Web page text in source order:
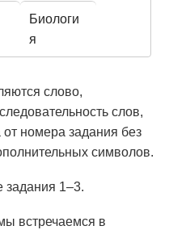
Биологи
я
слово,
слов,
номера задания без
символов.
задания 1–3.
встречаемся в